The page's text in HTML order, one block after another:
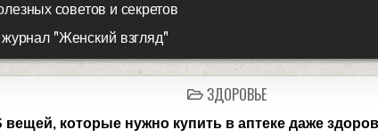
советов и секретов
"Женский взгляд"
ЗДОРОВЬЕ
вещей, которые нужно купить в аптеке даже